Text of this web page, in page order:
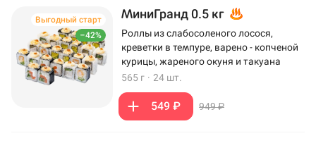
–42%
Выгодный старт МиниГранд 0.5 кг
Роллы из слабосоленого лосося,
креветки в темпуре, варено - копченой
курицы, жареного окуня и такуана
565 г · 24 шт.
549 ₽ 949 ₽